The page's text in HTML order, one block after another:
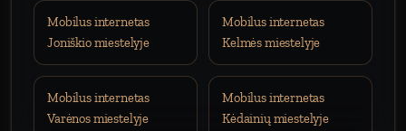
Mobilus internetas
Joniškio miestelyje
Mobilus internetas
Kelmės miestelyje
Mobilus internetas
Varėnos miestelyje
Mobilus internetas
Kėdainių miestelyje